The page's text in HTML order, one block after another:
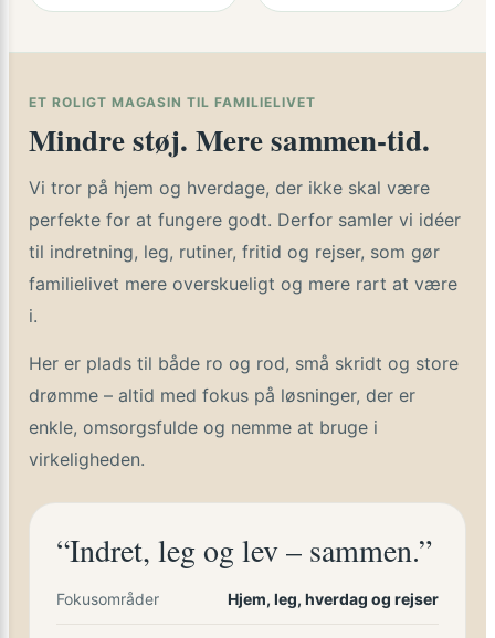
ET ROLIGT MAGASIN TIL FAMILIELIVET
Mindre støj. Mere sammen-tid.
Vi tror på hjem og hverdage, der ikke skal være
perfekte for at fungere godt. Derfor samler vi idéer
til indretning, leg, rutiner, fritid og rejser, som gør
familielivet mere overskueligt og mere rart at være
i.
Her er plads til både ro og rod, små skridt og store
drømme – altid med fokus på løsninger, der er
enkle, omsorgsfulde og nemme at bruge i
virkeligheden.
“Indret, leg og lev – sammen.”
Fokusområder Hjem, leg, hverdag og rejser